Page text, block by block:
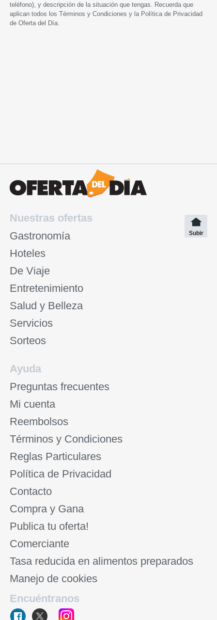
teléfono), y descripción de la situación que tengas. Recuerda que
aplican todos los Términos y Condiciones y la Política de Privacidad
de Oferta del Día.
Nuestras ofertas
Gastronomía
Hoteles
De Viaje
Entretenimiento
Salud y Belleza
Servicios
Sorteos
Subir
Ayuda
Preguntas frecuentes
Mi cuenta
Reembolsos
Términos y Condiciones
Reglas Particulares
Política de Privacidad
Contacto
Compra y Gana
Publica tu oferta!
Comerciante
Tasa reducida en alimentos preparados
Manejo de cookies
Encuéntranos